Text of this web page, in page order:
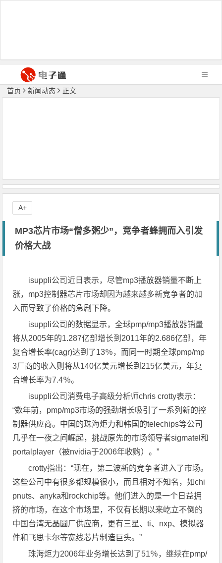
首页 新闻动态 正文
MP3芯片市场“僧多粥少”，竞争者蜂拥而入引发
价格大战
isuppli公司近日表示，尽管mp3播放器销量不断上
涨，mp3控制器芯片市场却因为越来越多新竞争者的加
入而导致了价格的急剧下降。
isuppli公司的数据显示，全球pmp/mp3播放器销量
将从2005年的1.287亿部增长到2011年的2.686亿部，年
复合增长率(cagr)达到了13％，而同一时期全球pmp/mp
3厂商的收入则将从140亿美元增长到215亿美元，年复
合增长率为7.4％。
isuppli公司消费电子高级分析师chris crotty表示：
“数年前，pmp/mp3市场的强劲增长吸引了一系列新的控
制器供应商。中国的珠海炬力和韩国的telechips等公司
几乎在一夜之间崛起，挑战原先的市场领导者sigmatel和
portalplayer（被nvidia于2006年收购）。”
crotty指出：“现在，第二波新的竞争者进入了市场。
这些公司中有很多都规模很小，而且相对不知名，如chi
pnuts、anyka和rockchip等。他们进入的是一个日益拥
挤的市场，在这个市场里，不仅有长期以来屹立不倒的
中国台湾无晶圆厂供应商，更有三星、ti、nxp、模拟器
件和飞思卡尔等宽线芯片制造巨头。”
珠海炬力2006年业务增长达到了51％，继续在pmp/
A+